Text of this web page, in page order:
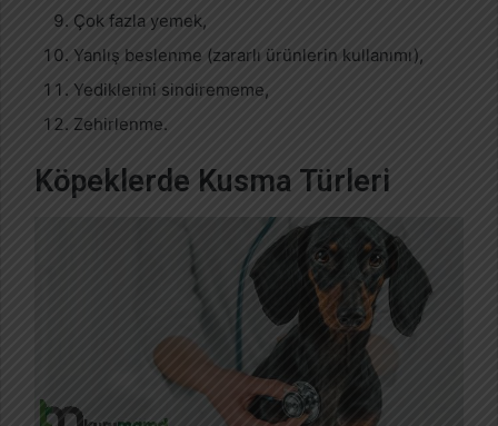
Çok fazla yemek,
Yanlış beslenme (zararlı ürünlerin kullanımı),
Yediklerini sindirememe,
Zehirlenme.
Köpeklerde Kusma Türleri